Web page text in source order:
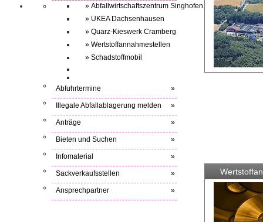
» Abfallwirtschaftszentrum Singhofen
» UKEA Dachsenhausen
» Quarz-Kieswerk Cramberg
» Wertstoffannahmestellen
» Schadstoffmobil
Abfuhrtermine »
Illegale Abfallablagerung melden »
Anträge »
Bieten und Suchen »
Infomaterial »
Sackverkaufsstellen »
Ansprechpartner »